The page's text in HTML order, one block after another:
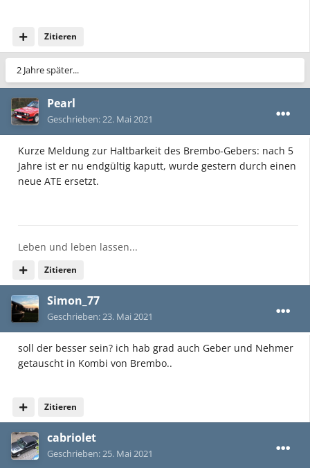
Zitieren
2 Jahre später...
Pearl
Geschrieben:22. Mai 2021
Kurze Meldung zur Haltbarkeit des Brembo-Gebers: nach 5
Jahre ist er nu endgültig kaputt, wurde gestern durch einen
neue ATE ersetzt.
Zitieren
Leben und leben lassen...
Simon_77
Geschrieben:23. Mai 2021
soll der besser sein? ich hab grad auch Geber und Nehmer
getauscht in Kombi von Brembo..
Zitieren
cabriolet
Geschrieben:25. Mai 2021